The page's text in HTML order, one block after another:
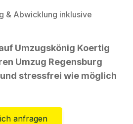
& Abwicklung inklusive
Umzugskönig Koertig
Umzug Regensburg
stressfrei wie möglich
anfragen